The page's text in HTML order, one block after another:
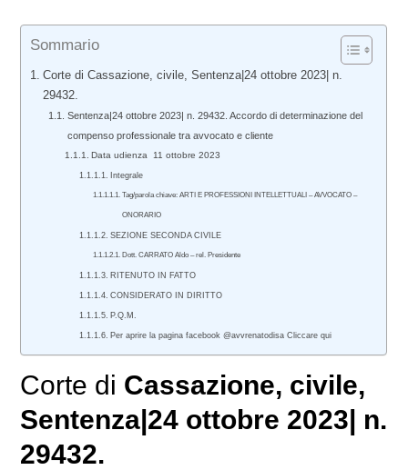
Sommario
Corte di Cassazione, civile, Sentenza|24 ottobre 2023| n.
29432.
Sentenza|24 ottobre 2023| n. 29432. Accordo di determinazione del
compenso professionale tra avvocato e cliente
Data udienza 11 ottobre 2023
Integrale
Tag/parola chiave: ARTI E PROFESSIONI INTELLETTUALI – AVVOCATO –
ONORARIO
SEZIONE SECONDA CIVILE
Dott. CARRATO Aldo – rel. Presidente
RITENUTO IN FATTO
CONSIDERATO IN DIRITTO
P.Q.M.
Per aprire la pagina facebook @avvrenatodisa Cliccare qui
Corte di Cassazione, civile,
Sentenza|24 ottobre 2023| n.
29432.